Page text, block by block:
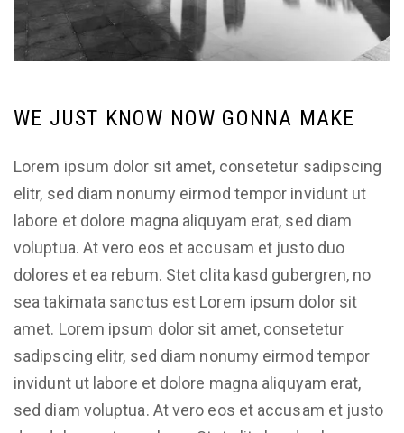
WE JUST KNOW NOW GONNA MAKE
Lorem ipsum dolor sit amet, consetetur sadipscing
elitr, sed diam nonumy eirmod tempor invidunt ut
labore et dolore magna aliquyam erat, sed diam
voluptua. At vero eos et accusam et justo duo
dolores et ea rebum. Stet clita kasd gubergren, no
sea takimata sanctus est Lorem ipsum dolor sit
amet. Lorem ipsum dolor sit amet, consetetur
sadipscing elitr, sed diam nonumy eirmod tempor
invidunt ut labore et dolore magna aliquyam erat,
sed diam voluptua. At vero eos et accusam et justo